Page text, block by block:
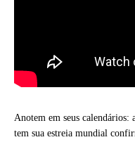
Anotem em seus calendários:
tem sua estreia mundial